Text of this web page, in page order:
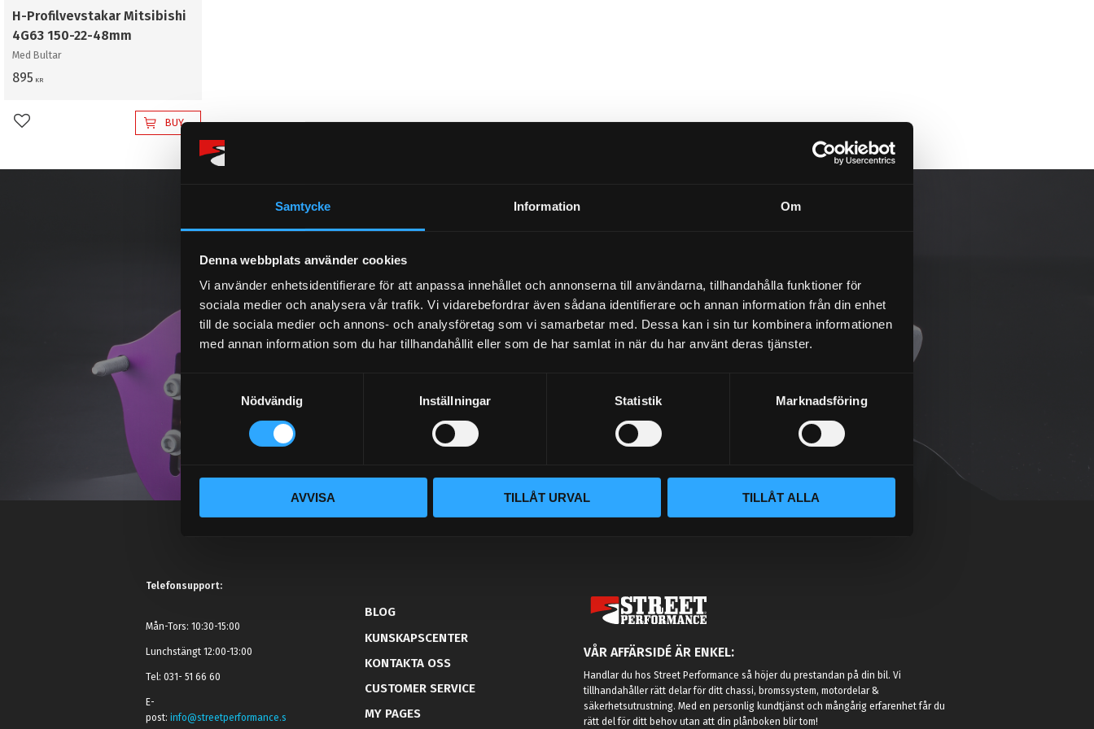
Samtycke Information Om
Denna webbplats använder cookies
Vi använder enhetsidentifierare för att anpassa innehållet och annonserna till användarna, tillhandahålla funktioner för
sociala medier och analysera vår trafik. Vi vidarebefordrar även sådana identifierare och annan information från din enhet
till de sociala medier och annons- och analysföretag som vi samarbetar med. Dessa kan i sin tur kombinera informationen
med annan information som du har tillhandahållit eller som de har samlat in när du har använt deras tjänster.
S
a
m
t
k
Nödvändig Inställningar Statistik Marknadsföring
AVVISA TILLÅT URVAL TILLÅT ALLA
H-Profilvevstakar Mitsibishi
4G63 150-22-48mm
Med Bultar
895 KR
Add to favorites BUY
SUBSCRIBE
Telefonsupport:
Mån-Tors: 10:30-15:00
Lunchstängt 12:00-13:00
Tel: 031- 51 66 60
E-
post:info@streetperformance.s
BLOG
KUNSKAPSCENTER
KONTAKTA OSS
CUSTOMER SERVICE
MY PAGES
VÅR AFFÄRSIDÉ ÄR ENKEL:
Handlar du hos Street Performance så höjer du prestandan på din bil. Vi
tillhandahåller rätt delar för ditt chassi, bromssystem, motordelar &
säkerhetsutrustning. Med en personlig kundtjänst och mångårig erfarenhet får du
rätt del för ditt behov utan att din plånboken blir tom!